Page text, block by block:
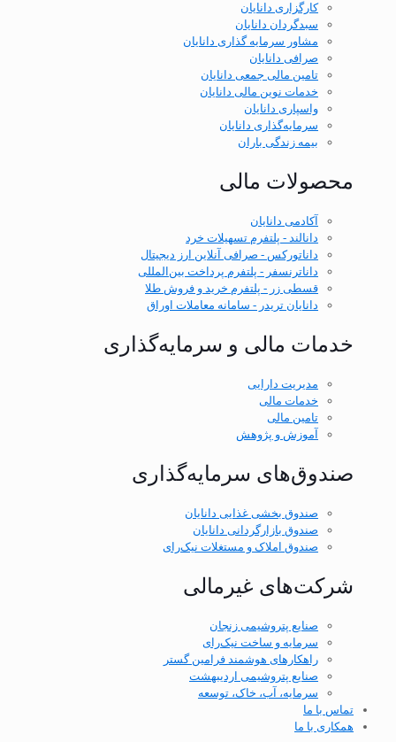
کارگزاری دانایان
سبدگردان دانایان
مشاور سرمایه گذاری دانایان
صرافی دانایان
تامین مالی جمعی دانایان
خدمات نوین مالی دانایان
واسپاری دانایان
سرمایه‌گذاری دانایان
بیمه زندگی باران
محصولات مالی
آکادمی دانایان
دانالند - پلتفرم تسهیلات خرد
داناتورکس - صرافی آنلاین ارز دیجیتال
داناترنسفر - پلتفرم پرداخت بین‌المللی
قسطی زر - پلتفرم خرید و فروش طلا
دانایان تریدر - سامانه معاملات اوراق
خدمات مالی و سرمایه‌گذاری
مدیریت دارایی
خدمات مالی
تامین مالی
آموزش و پژوهش
صندوق‌های سرمایه‌گذاری
صندوق بخشی غذایی دانایان
صندوق بازارگردانی دانایان
صندوق املاک و مستغلات نیک‌رای
شرکت‌های غیر‌مالی
صنایع پتروشیمی زنجان
سرمایه و ساخت نیک‌رای
راهکارهای هوشمند فرامین گستر
صنایع پتروشیمی اردیبهشت
سرمایه، آب، خاک، توسعه
تماس با ما
همکاری با ما